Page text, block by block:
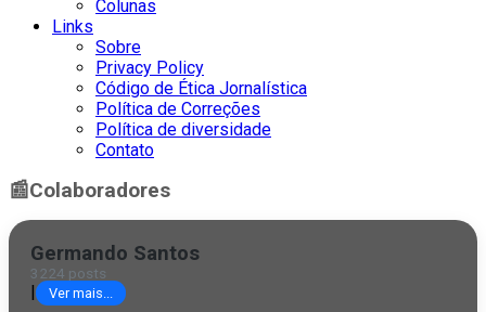
Colunas
Links
Sobre
Privacy Policy
Código de Ética Jornalística
Política de Correções
Política de diversidade
Contato
📰Colaboradores
Germando Santos
3224 posts
Ver mais...